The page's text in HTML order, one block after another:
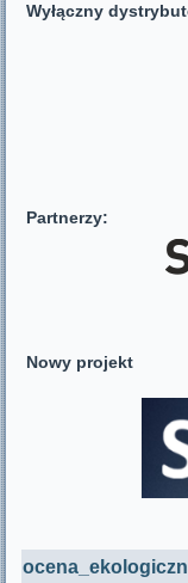
Wyłączny
Partnerzy:
Nowy projekt